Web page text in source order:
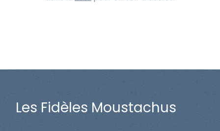
Les Fidèles Moustachus